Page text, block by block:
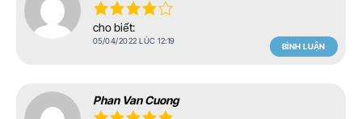
cho biết:
05/04/2022 LÚC 12:19
BÌNH LUẬN
Phan Van Cuong